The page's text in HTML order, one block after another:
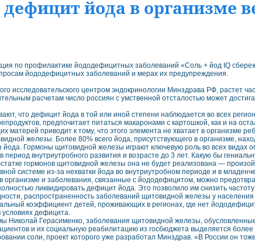
дефицит йода в организме
по профилактике йододефицитных заболеваний «Соль + йод IQ
йододефицитных заболеваний и мерах их предупреждения.
исследовательского центром эндокринологии Минздрава РФ, растет
расчетам число россиян с умственной отсталостью может
что дефицит йода в той или иной степени наблюдается во всех
предпочитает питаться макаронами с картошкой, как и на
матерей приводит к тому, что этого элемента не хватает в организме
железы. Более 80% всего йода, присутствующего в организме,
йода. Гормоны щитовидной железы играют ключевую роль во всех видах
внутриутробного развития и возрасте до 3 лет. Какую бы
гормонов щитовидной железы она не будет реализована —
системе из-за нехватки йода во внутриутробном периоде и в
и заболевания, связанные с йододефицитом, можно
ликвидировать дефицит йода. Это позволило им снизить
распространенность заболеваний щитовидной железы у
коэффициент детей, проживающих в регионах, где нет
дефицита.
Николай Герасименко, заболевания щитовидной железы,
и их социальную реабилитацию из госбюджета выделяется
соли, проект которого уже разработал Минздрав. «В России он